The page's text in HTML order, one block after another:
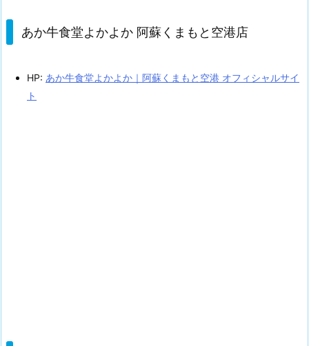
あか牛食堂よかよか 阿蘇くまもと空港店
HP: あか牛食堂よかよか｜阿蘇くまもと空港 オフィシャルサイ
ト